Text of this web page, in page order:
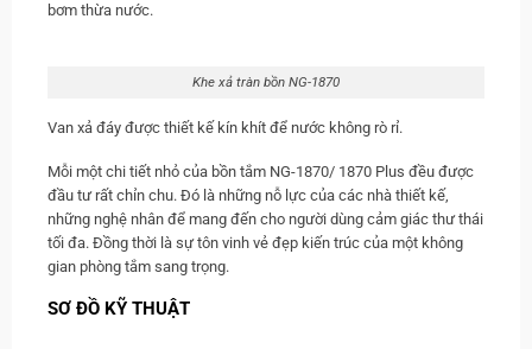
bơm thừa nước.
Khe xả tràn bồn NG-1870
Van xả đáy được thiết kế kín khít để nước không rò rỉ.
Mỗi một chi tiết nhỏ của bồn tắm NG-1870/ 1870 Plus đều được
đầu tư rất chỉn chu. Đó là những nỗ lực của các nhà thiết kế,
những nghệ nhân để mang đến cho người dùng cảm giác thư thái
tối đa. Đồng thời là sự tôn vinh vẻ đẹp kiến trúc của một không
gian phòng tắm sang trọng.
SƠ ĐỒ KỸ THUẬT